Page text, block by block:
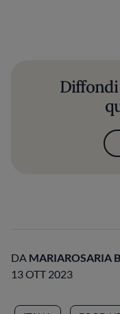
DA MARIAROSARIA
13 OTT 2023